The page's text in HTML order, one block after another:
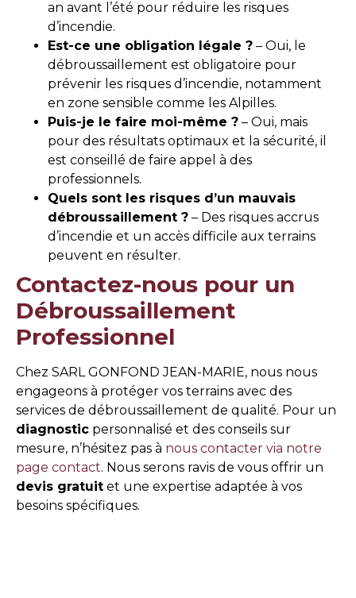
an avant l’été pour réduire les risques
d’incendie.
Est-ce une obligation légale ? – Oui, le
débroussaillement est obligatoire pour
prévenir les risques d’incendie, notamment
en zone sensible comme les Alpilles.
Puis-je le faire moi-même ? – Oui, mais
pour des résultats optimaux et la sécurité, il
est conseillé de faire appel à des
professionnels.
Quels sont les risques d’un mauvais
débroussaillement ? – Des risques accrus
d’incendie et un accès difficile aux terrains
peuvent en résulter.
Contactez-nous pour un
Débroussaillement
Professionnel
Chez SARL GONFOND JEAN-MARIE, nous nous
engageons à protéger vos terrains avec des
services de débroussaillement de qualité. Pour un
diagnostic personnalisé et des conseils sur
mesure, n’hésitez pas à nous contacter via notre
page contact. Nous serons ravis de vous offrir un
devis gratuit et une expertise adaptée à vos
besoins spécifiques.